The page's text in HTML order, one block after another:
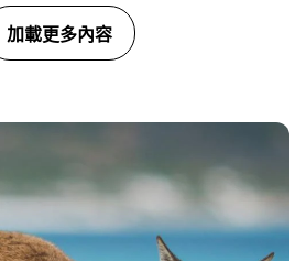
加載更多內容